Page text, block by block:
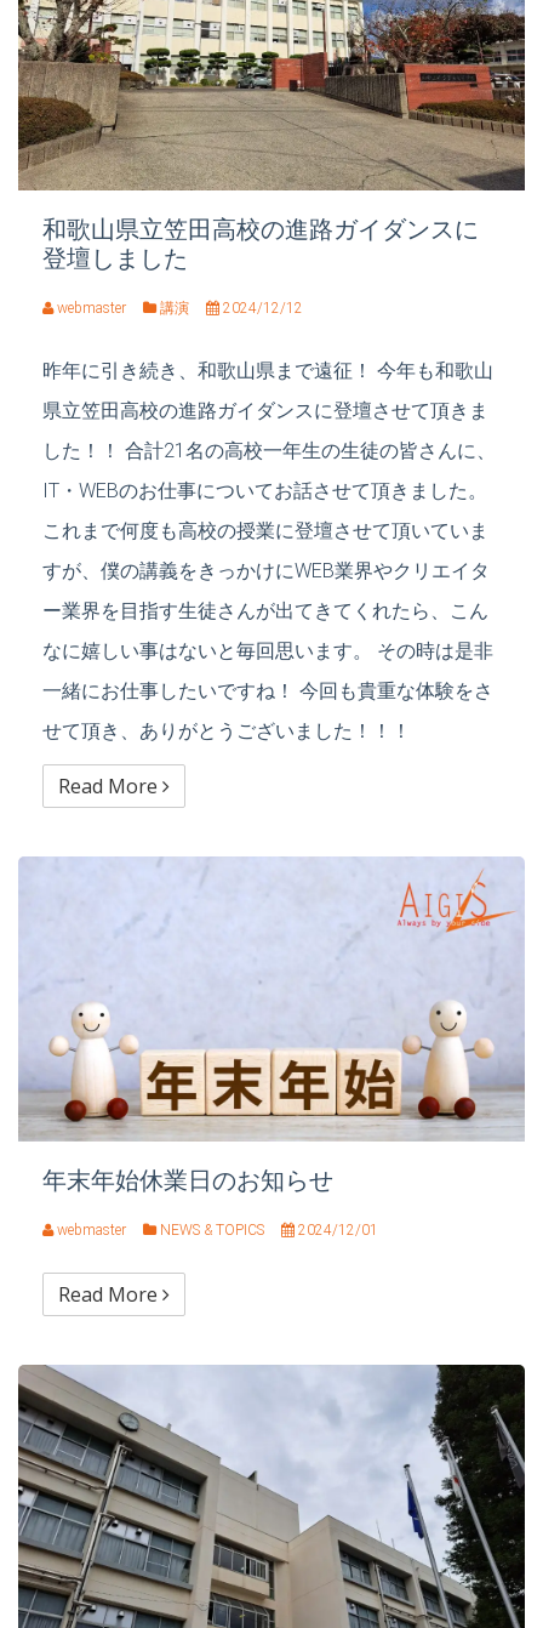
和歌山県立笠田高校の進路ガイダンスに
登壇しました
webmaster 講演 2024/12/12
昨年に引き続き、和歌山県まで遠征！ 今年も和歌山
県立笠田高校の進路ガイダンスに登壇させて頂きま
した！！ 合計21名の高校一年生の生徒の皆さんに、
IT・WEBのお仕事についてお話させて頂きました。
これまで何度も高校の授業に登壇させて頂いていま
すが、僕の講義をきっかけにWEB業界やクリエイタ
ー業界を目指す生徒さんが出てきてくれたら、こん
なに嬉しい事はないと毎回思います。 その時は是非
一緒にお仕事したいですね！ 今回も貴重な体験をさ
せて頂き、ありがとうございました！！！
Read More
年末年始休業日のお知らせ
webmaster NEWS & TOPICS 2024/12/01
Read More